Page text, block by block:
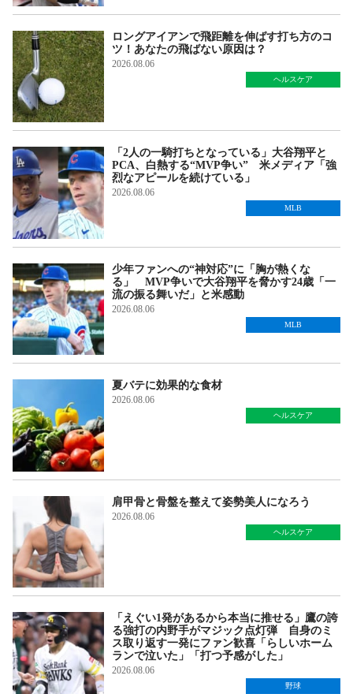
ロングアイアンで飛距離を伸ばす打ち方のコ
ツ！あなたの飛ばない原因は？
2026.08.06
ヘルスケア
「2人の一騎打ちとなっている」大谷翔平と
PCA、白熱する“MVP争い” 米メディア「強
烈なアピールを続けている」
2026.08.06
MLB
少年ファンへの“神対応”に「胸が熱くな
る」 MVP争いで大谷翔平を脅かす24歳「一
流の振る舞いだ」と米感動
2026.08.06
MLB
夏バテに効果的な食材
2026.08.06
ヘルスケア
肩甲骨と骨盤を整えて姿勢美人になろう
2026.08.06
ヘルスケア
「えぐい1発があるから本当に推せる」鷹の誇
る強打の内野手がマジック点灯弾 自身のミ
ス取り返す一発にファン歓喜「らしいホーム
ランで泣いた」「打つ予感がした」
2026.08.06
野球